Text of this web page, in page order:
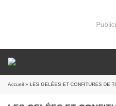
Accueil » LES GELÉES ET CONFITURES DE